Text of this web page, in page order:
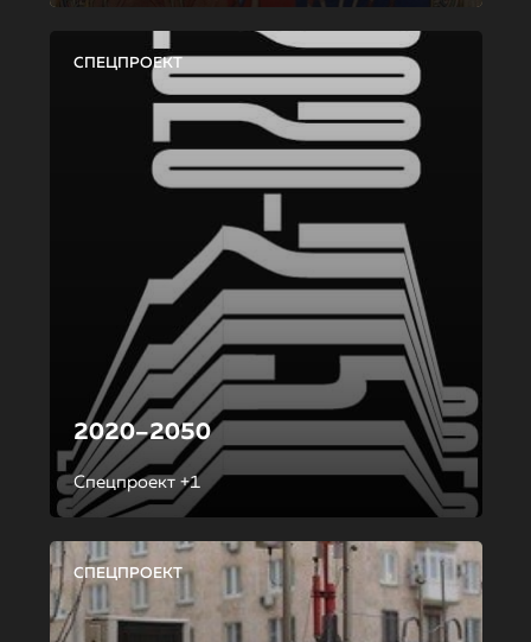
СПЕЦПРОЕКТ
2020–2050
Спецпроект +1
СПЕЦПРОЕКТ